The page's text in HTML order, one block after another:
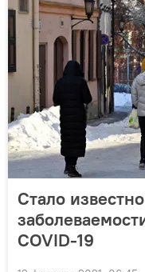
Стало
COVID-19